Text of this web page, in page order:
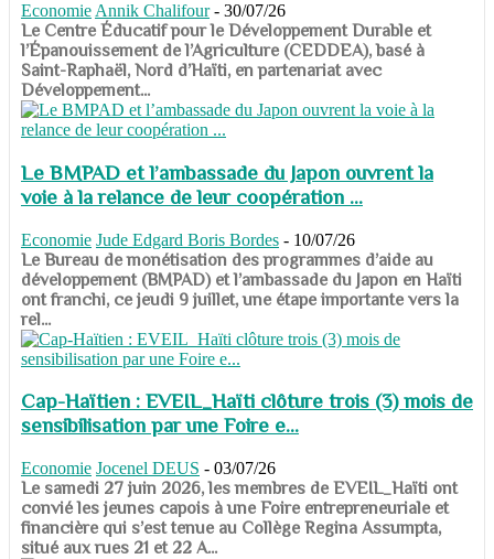
Economie Annik Chalifour - 30/07/26
​​​​​​​Le Centre Éducatif pour le Développement Durable et
l’Épanouissement de l’Agriculture (CEDDEA), basé à
Saint-Raphaël, Nord d’Haïti, en partenariat avec
Développement...
Le BMPAD et l’ambassade du Japon ouvrent la
voie à la relance de leur coopération ...
Economie Jude Edgard Boris Bordes - 10/07/26
​​​​​​​Le Bureau de monétisation des programmes d’aide au
développement (BMPAD) et l’ambassade du Japon en Haïti
ont franchi, ce jeudi 9 juillet, une étape importante vers la
rel...
Cap-Haïtien : EVEIL_Haïti clôture trois (3) mois de
sensibilisation par une Foire e...
Economie Jocenel DEUS - 03/07/26
Le samedi 27 juin 2026, les membres de EVEIL_Haïti ont
convié les jeunes capois à une Foire entrepreneuriale et
financière qui s’est tenue au Collège Regina Assumpta,
situé aux rues 21 et 22 A...